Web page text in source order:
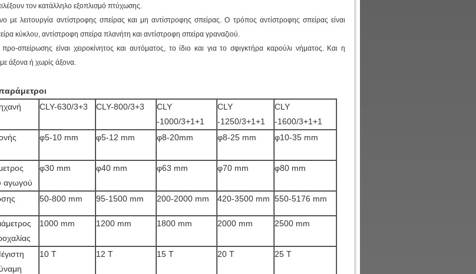
τον κατάλληλο εξοπλισμό πτύχωσης.
με λειτουργία αντίστροφης σπείρας και μη αντίστροφης σπείρας. Ο τρόπος αντίστροφης σπείρας είναι
κύκλου, αντίστροφη σπείρα πλανήτη και αντίστροφη σπείρα γραναζιού.
σπείρωσης είναι χειροκίνητος και αυτόματος, το ίδιο και για το σφιγκτήρα καρούλι νήματος. Και η
με άξονα ή χωρίς άξονα.
CLY-630/3+3 CLY-800/3+3
CLY
-1000/3+1+1
CLY
-1250/3+1+1
CLY
-1600/3+1+1
φ5-10 mm φ5-12 mm φ8-20mm φ8-25 mm φ10-35 mm
αγωγού
φ30 mm φ40 mm φ63 mm φ70 mm φ80 mm
50-800 mm 95-1500 mm 200-2000 mm 420-3500 mm 550-5176 mm
1000 mm 1200 mm 1800 mm 2000 mm 2500 mm
10 T 12 T 15 T 20 T 25 T